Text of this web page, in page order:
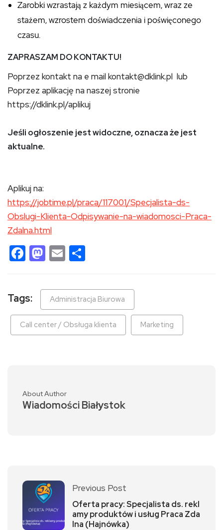
Zarobki wzrastają z każdym miesiącem, wraz ze
stażem, wzrostem doświadczenia i poświęconego
czasu.
ZAPRASZAM DO KONTAKTU!
Poprzez kontakt na e mail kontakt@dklink.pl lub
Poprzez aplikację na naszej stronie
https://dklink.pl/aplikuj
Jeśli ogłoszenie jest widoczne, oznacza że jest
aktualne.
Aplikuj na:
https://jobtime.pl/praca/117001/Specjalista-ds-
Obslugi-Klienta-Odpisywanie-na-wiadomosci-Praca-
Zdalna.html
Facebook
Mastodon
Email
Tags: Administracja Biurowa
Call center / Obsługa klienta Marketing
About Author
Wiadomości Białystok
Previous Post
Oferta pracy: Specjalista ds. rekl
amy produktów i usług Praca Zda
lna (Hajnówka)